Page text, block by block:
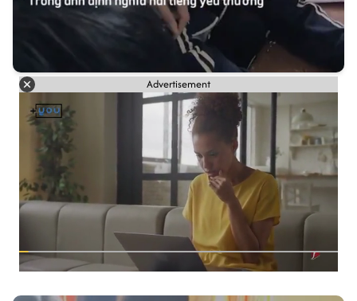
Advertisement